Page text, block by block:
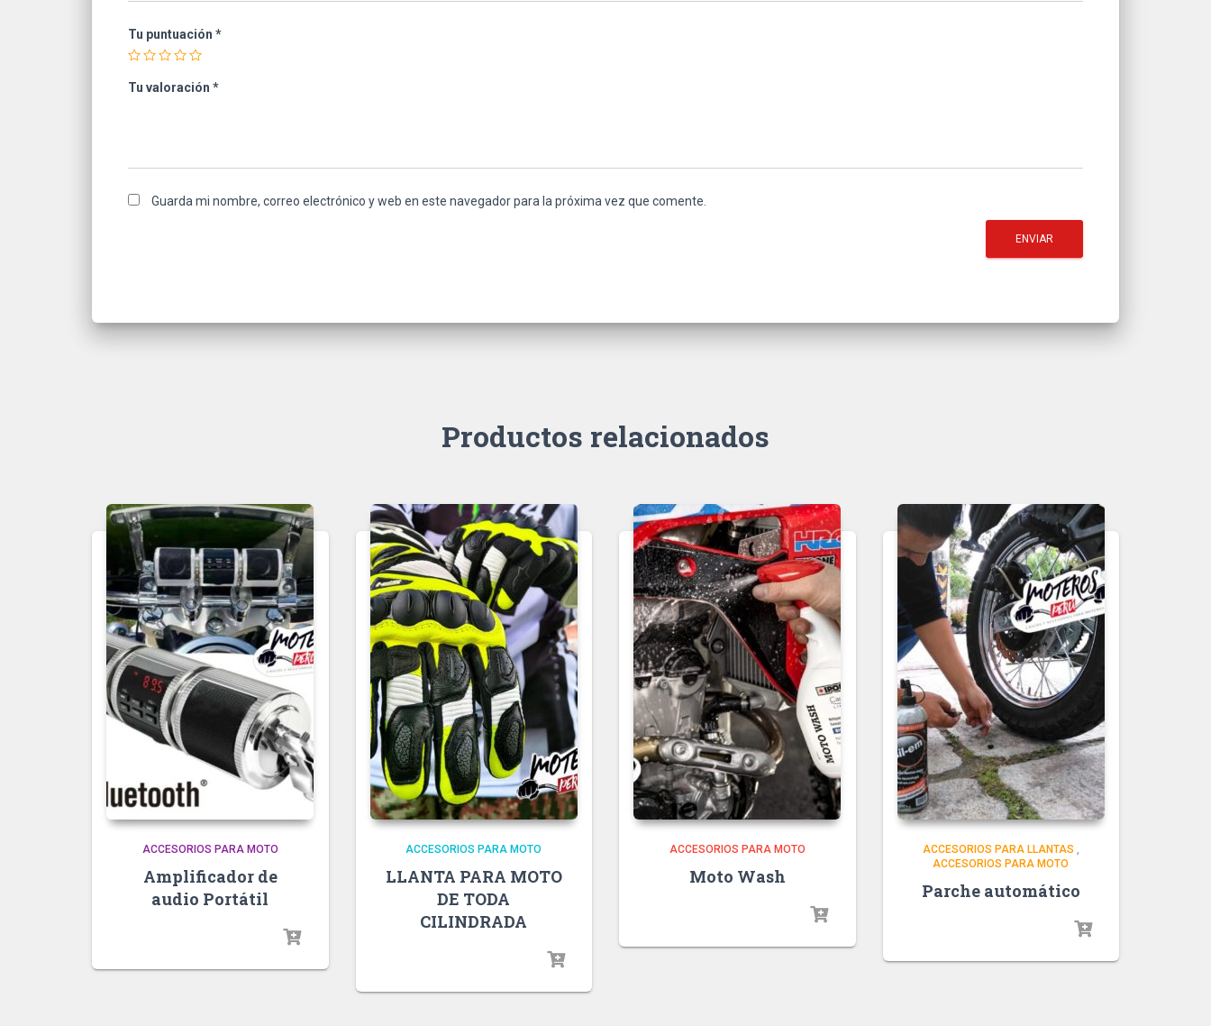
Tu puntuación *
Tu valoración *
Guarda mi nombre, correo electrónico y web en este navegador para la próxima vez que comente.
Productos relacionados
ACCESORIOS PARA MOTO
Amplificador de
audio Portátil
ACCESORIOS PARA MOTO
LLANTA PARA MOTO
DE TODA
CILINDRADA
ACCESORIOS PARA MOTO
Moto Wash
ACCESORIOS PARA LLANTAS
ACCESORIOS PARA MOTO
Parche automático